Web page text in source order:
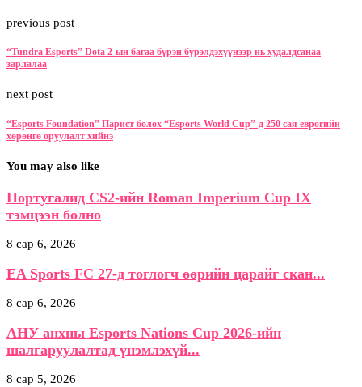
previous post
“Tundra Esports” Dota 2-ын багаа бүрэн бүрэлдэхүүнээр нь худалдсанаа
зарлалаа
next post
“Esports Foundation” Парист болох “Esports World Cup”-д 250 сая еврогийн
хөрөнгө оруулалт хийнэ
You may also like
Португалид CS2-ийн Roman Imperium Cup IX
тэмцээн болно
8 сар 6, 2026
EA Sports FC 27-д тоглогч өөрийн царайг скан...
8 сар 6, 2026
АНУ анхны Esports Nations Cup 2026-ийн
шалгаруулалтад үнэмлэхүй...
8 сар 5, 2026